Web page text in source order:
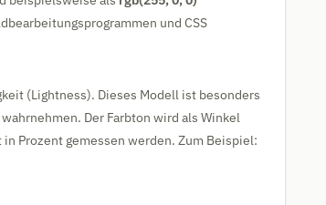
und CSS
(Lightness). Dieses Modell ist besonders
Der Farbton wird als Winkel
Prozent gemessen werden. Zum Beispiel: